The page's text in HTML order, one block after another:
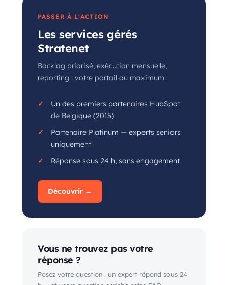
PASSER À L'ACTION
Les services gérés
Stratenet
Backlog priorisé, exécution mensuelle,
reporting : votre portail au maximum.
Un des premiers partenaires HubSpot
de Belgique (2015)
Partenaire Platinum — experts seniors
uniquement
Réponse sous 24 h, sans engagement
Découvrir →
Vous ne trouvez pas votre
réponse ?
Posez votre question : un expert répond sous 24